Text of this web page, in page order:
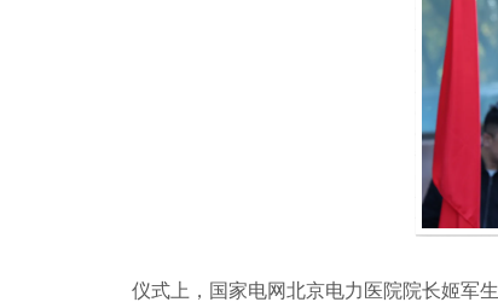
仪式上，国家电网北京电力医院院长姬军